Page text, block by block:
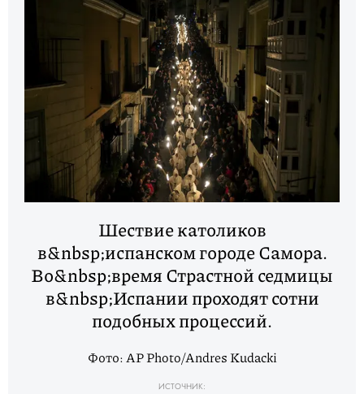
Шествие католиков
в&nbsp;испанском городе Самора.
Во&nbsp;время Страстной седмицы
в&nbsp;Испании проходят сотни
подобных процессий.
Фото: AP Photo/Andres Kudacki
ИСТОЧНИК: